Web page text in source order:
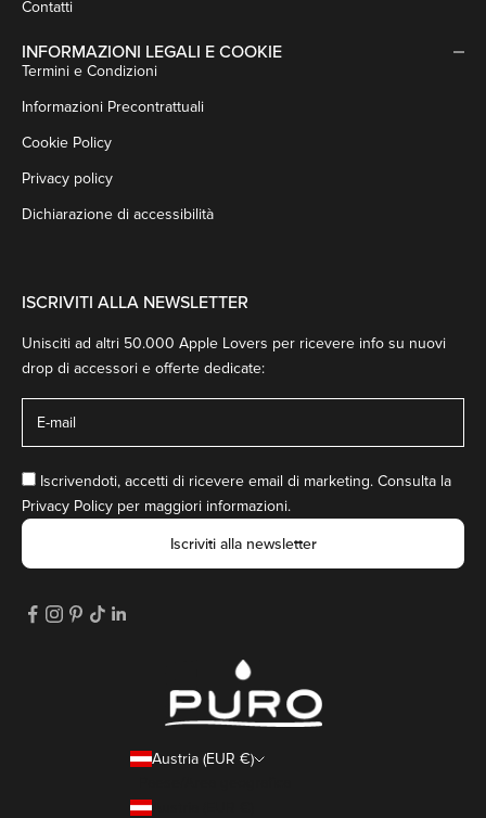
Contatti
INFORMAZIONI LEGALI E COOKIE
Termini e Condizioni
Informazioni Precontrattuali
Cookie Policy
Privacy policy
Dichiarazione di accessibilità
ISCRIVITI ALLA NEWSLETTER
Unisciti ad altri 50.000 Apple Lovers per ricevere info su nuovi
drop di accessori e offerte dedicate:
Iscrivendoti, accetti di ricevere email di marketing. Consulta la
Privacy Policy per maggiori informazioni.
Iscriviti alla newsletter
Austria (EUR €)
Austria (EUR €)